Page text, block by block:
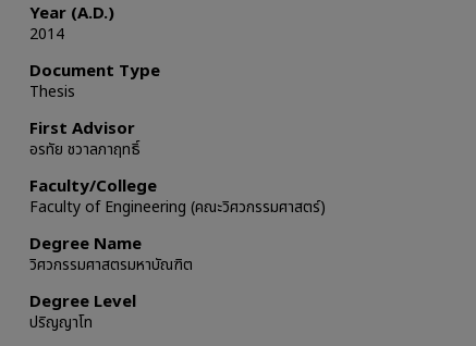
Year (A.D.)
2014
Document Type
Thesis
First Advisor
อรทัย ชวาลภาฤทธิ์
Faculty/College
Faculty of Engineering (คณะวิศวกรรมศาสตร์)
Degree Name
วิศวกรรมศาสตรมหาบัณฑิต
Degree Level
ปริญญาโท